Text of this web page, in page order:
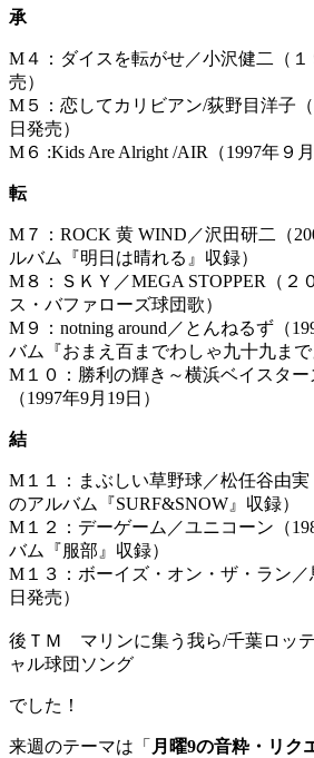
承
M４：ダイスを転がせ／小沢健二（
売）
M５：恋してカリビアン/荻野目洋子
日発売）
M６ :Kids Are Alright /AIR（1997年９
転
M７：ROCK 黄 WIND／沢田研二（
ルバム『明日は晴れる』収録）
M８：ＳＫＹ／MEGA STOPPER（
ス・バファローズ球団歌）
M９：notning around／とんねるず（
バム『おまえ百までわしゃ九十九まで
M１０：勝利の輝き～横浜ベイスター
（1997年9月19日）
結
M１１：まぶしい草野球／松任谷由実
のアルバム『SURF&SNOW』収録）
M１２：デーゲーム／ユニコーン（
バム『服部』収録）
M１３：ボーイズ・オン・ザ・ラン／
日発売）
後ＴＭ マリンに集う我ら/千葉ロッ
ャル球団ソング
でした！
来週のテーマは「 月曜9の音粋・リク